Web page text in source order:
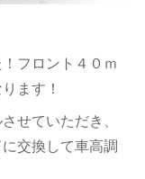
フロント４０ｍ
ます！
せていただき、
交換して車高調